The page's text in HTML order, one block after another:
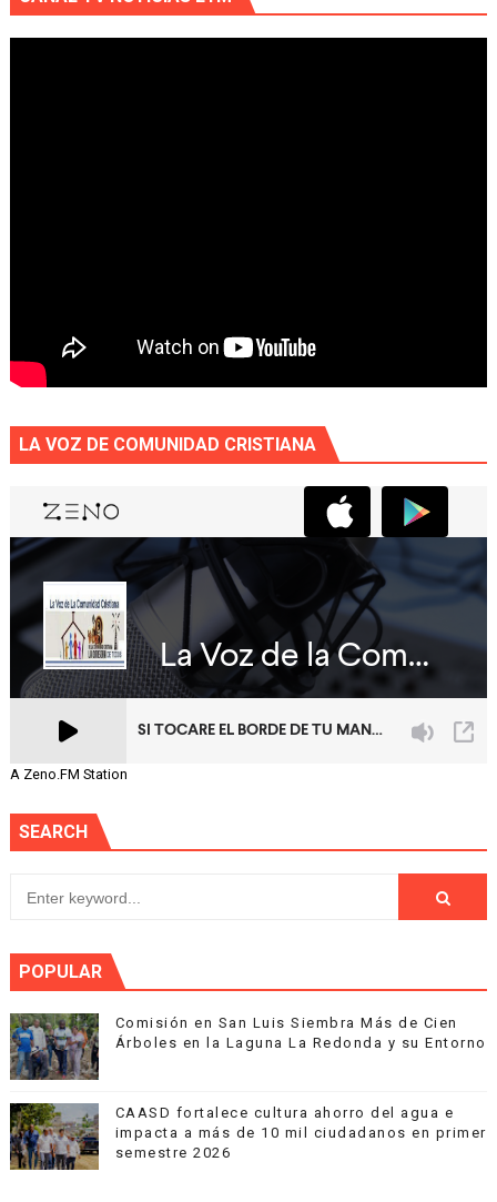
LA VOZ DE COMUNIDAD CRISTIANA
A Zeno.FM Station
SEARCH
POPULAR
Comisión en San Luis Siembra Más de Cien
Árboles en la Laguna La Redonda y su Entorno
CAASD fortalece cultura ahorro del agua e
impacta a más de 10 mil ciudadanos en primer
semestre 2026